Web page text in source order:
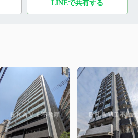
LINEで共有する